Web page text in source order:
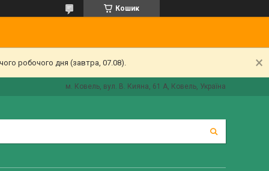
Кошик
робочого дня (завтра, 07.08).
м. Ковель, вул. В. Кияна, 61 А, Ковель, Україна